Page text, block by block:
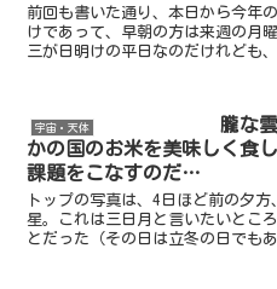
前回も書いた通り、本日から今年
けであって、早朝の方は来週の月
三が日明けの平日なのだけれども
宇宙・天体
朧な
かの国のお米を美味しく食
課題をこなすのだ…
トップの写真は、4日ほど前の夕
星。これは三日月と言いたいとこ
とだった（その日は立冬の日でも